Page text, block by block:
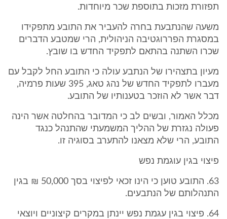
תפזורת מזכות בתוספת שכר מיוחדות.
משעה שהנתבעת בחרה להעביר את התובע מתפקידו
במסגרת הפררוגטיבה הניהולית, הרי שמטבע הדברים
שכרו השתנה בהתאם לתפקיד החדש בו שובץ.
מעיון בתצהירו של הנתבע עולה כי התובע החל לקבל עם
מעברו לתפקיד החדש של נהג טאג, 395 שעות פרמיה,
דבר אשר לא הוזכר בטענותיו של התובע.
מכלל האמור, ובשים לב כי המדובר בהחלטה אשר הינה
פעולה נגזרת של ההליך המשמעתי שהתנהל כנגד
התובע, הרי שלא מצאנו להתערב בסוגיה זו.
פיצוי בגין עוגמת נפש
63. התובע טוען כי הינו זכאי לפיצוי בסך 50,000 ₪ בגין
התנהלותם של הנתבעים.
64. פיצוי בגין עגמת נפש יינתן במקרים קיצוניים ויוצאי